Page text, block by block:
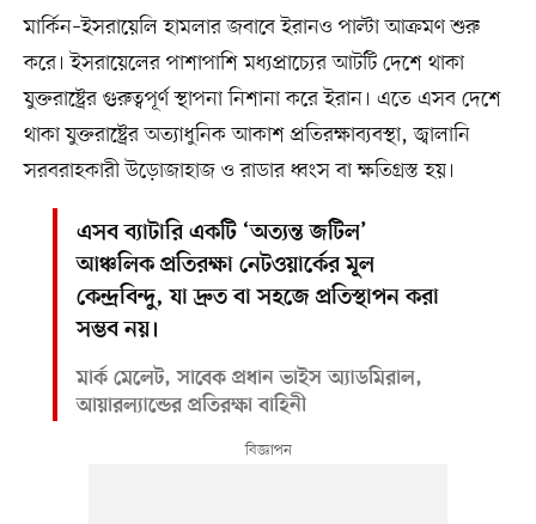
মার্কিন–ইসরায়েলি হামলার জবাবে ইরানও পাল্টা আক্রমণ শুরু
করে। ইসরায়েলের পাশাপাশি মধ্যপ্রাচ্যের আটটি দেশে থাকা
যুক্তরাষ্ট্রের গুরুত্বপূর্ণ স্থাপনা নিশানা করে ইরান। এতে এসব দেশে
থাকা যুক্তরাষ্ট্রের অত্যাধুনিক আকাশ প্রতিরক্ষাব্যবস্থা, জ্বালানি
সরবরাহকারী উড়োজাহাজ ও রাডার ধ্বংস বা ক্ষতিগ্রস্ত হয়।
এসব ব্যাটারি একটি ‘অত্যন্ত জটিল’
আঞ্চলিক প্রতিরক্ষা নেটওয়ার্কের মূল
কেন্দ্রবিন্দু, যা দ্রুত বা সহজে প্রতিস্থাপন করা
সম্ভব নয়।
মার্ক মেলেট, সাবেক প্রধান ভাইস অ্যাডমিরাল,
আয়ারল্যান্ডের প্রতিরক্ষা বাহিনী